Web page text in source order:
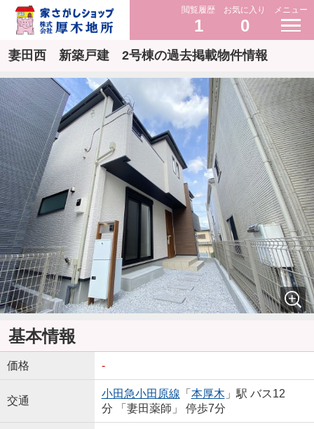
閲覧履歴
1
お気に入り
0
メニュー
妻田西 新築戸建 2号棟の過去掲載物件情報
基本情報
価格 -
交通
小田急小田原線 「 本厚木 」駅 バス12
分 「妻田薬師」 停歩7分